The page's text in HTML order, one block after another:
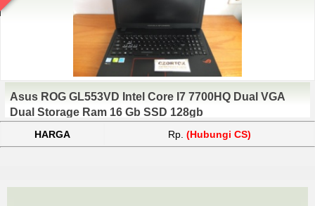
Asus ROG GL553VD Intel Core I7 7700HQ Dual VGA
Dual Storage Ram 16 Gb SSD 128gb
HARGA Rp. (Hubungi CS)